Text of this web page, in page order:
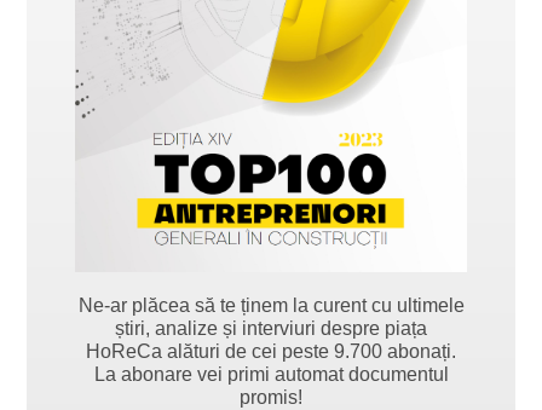
Ne-ar plăcea să te ținem la curent cu ultimele
știri, analize și interviuri despre piața
HoReCa alături de cei peste 9.700 abonați.
La abonare vei primi automat documentul
promis!